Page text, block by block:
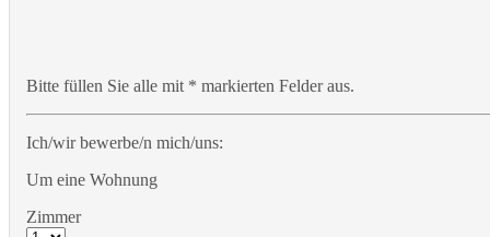
Bitte füllen Sie alle mit * markierten Felder aus.
Ich/wir bewerbe/n mich/uns:
Um eine Wohnung
Zimmer